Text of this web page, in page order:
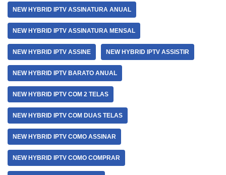
NEW HYBRID IPTV ASSINATURA ANUAL
NEW HYBRID IPTV ASSINATURA MENSAL
NEW HYBRID IPTV ASSINE NEW HYBRID IPTV ASSISTIR
NEW HYBRID IPTV BARATO ANUAL
NEW HYBRID IPTV COM 2 TELAS
NEW HYBRID IPTV COM DUAS TELAS
NEW HYBRID IPTV COMO ASSINAR
NEW HYBRID IPTV COMO COMPRAR